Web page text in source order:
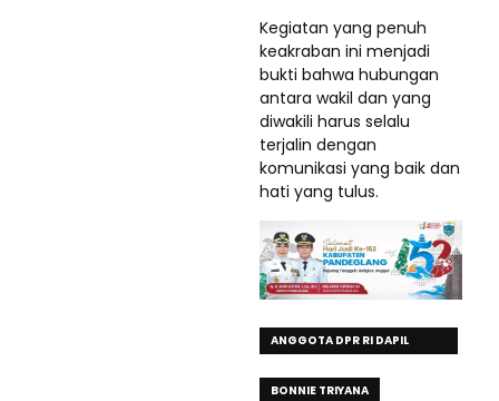
Kegiatan yang penuh
keakraban ini menjadi
bukti bahwa hubungan
antara wakil dan yang
diwakili harus selalu
terjalin dengan
komunikasi yang baik dan
hati yang tulus.
ANGGOTA DPR RI DAPIL
BONNIE TRIYANA